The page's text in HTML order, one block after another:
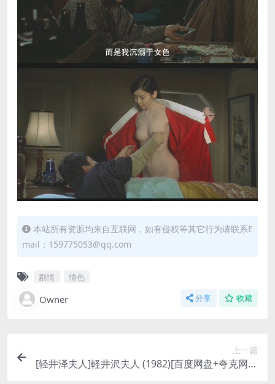
本站所有资源均来自互联网，如有侵权等其它行为请联系E
mail：159775053@qq.com
剧情 情色
Owner 分享 收藏
上一篇
[轻井泽夫人]軽井沢夫人 (1982)[百度网盘+夸克网盘